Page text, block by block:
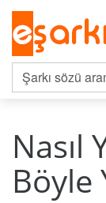
Nasıl
Böyle